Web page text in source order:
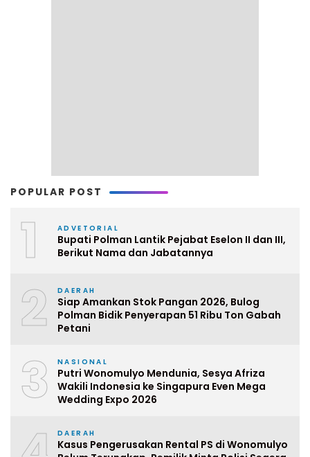
POPULAR POST
1 ADVETORIAL
Bupati Polman Lantik Pejabat Eselon II dan III,
Berikut Nama dan Jabatannya
2 DAERAH
Siap Amankan Stok Pangan 2026, Bulog
Polman Bidik Penyerapan 51 Ribu Ton Gabah
Petani
3 NASIONAL
Putri Wonomulyo Mendunia, Sesya Afriza
Wakili Indonesia ke Singapura Even Mega
Wedding Expo 2026
DAERAH
Kasus Pengerusakan Rental PS di Wonomulyo